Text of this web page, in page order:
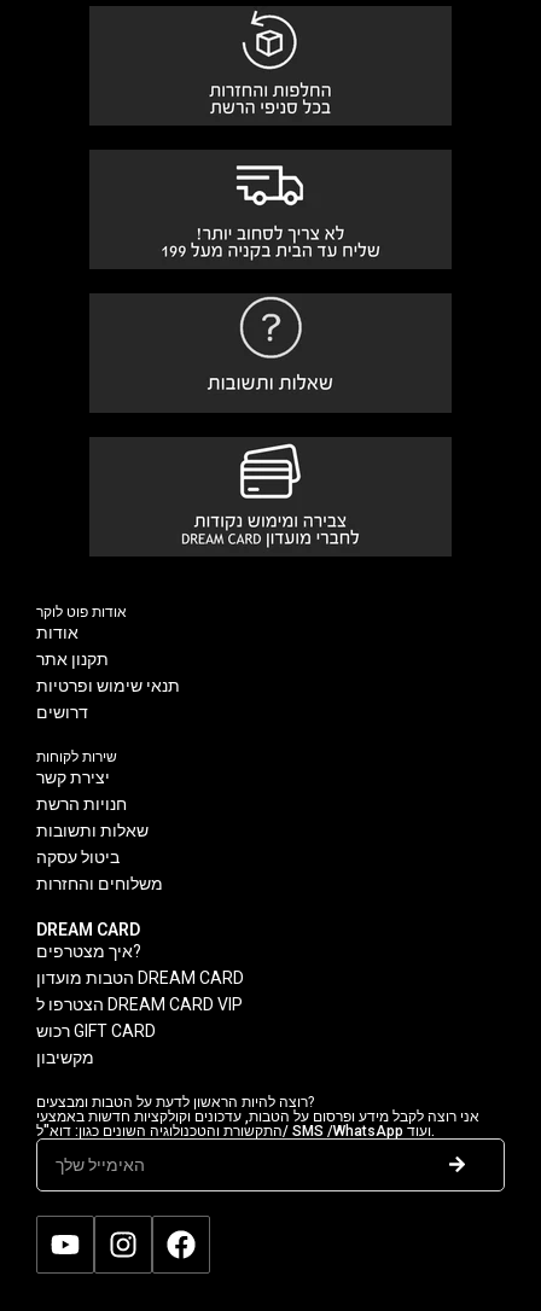
אודות פוט לוקר
אודות
תקנון אתר
תנאי שימוש ופרטיות
דרושים
שירות לקוחות
יצירת קשר
חנויות הרשת
שאלות ותשובות
ביטול עסקה
משלוחים והחזרות
DREAM CARD
איך מצטרפים?
הטבות מועדון DREAM CARD
הצטרפו ל DREAM CARD VIP
רכוש GIFT CARD
מקשיבון
רוצה להיות הראשון לדעת על הטבות ומבצעים?
אני רוצה לקבל מידע ופרסום על הטבות, עדכונים וקולקציות חדשות באמצעי
התקשורת והטכנולוגיה השונים כגון: דוא"ל/ SMS /WhatsApp ועוד.